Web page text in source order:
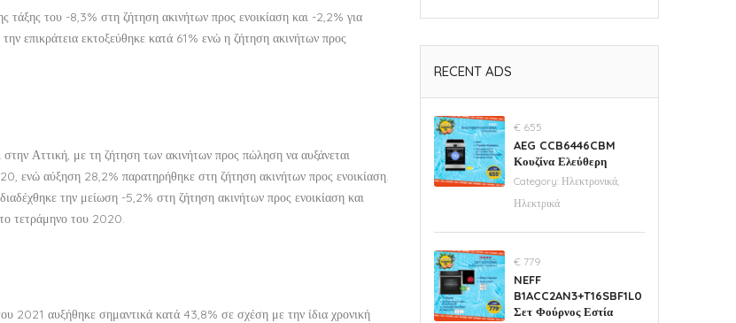
του -8,3% στη ζήτηση ακινήτων προς ενοικίαση και -2,2% για
επικράτεια εκτοξεύθηκε κατά 61% ενώ η ζήτηση ακινήτων προς
Αττική, με τη ζήτηση των ακινήτων προς πώληση να αυξάνεται
ενώ αύξηση 28,2% παρατηρήθηκε στη ζήτηση ακινήτων προς ενοικίαση.
την μείωση -5,2% στη ζήτηση ακινήτων προς ενοικίαση και
τετράμηνο του 2020.
2021 αυξήθηκε σημαντικά κατά 43,8% σε σχέση με την ίδια χρονική
RECENT ADS
€ 655
AEG CCB6446CBM
Κουζίνα Ελεύθερη
Category: Ηλεκτρονικά,
Ηλεκτρικά
€ 779
NEFF
B1ACC2AN3+T16SBF1L0
Σετ Φούρνος Εστία